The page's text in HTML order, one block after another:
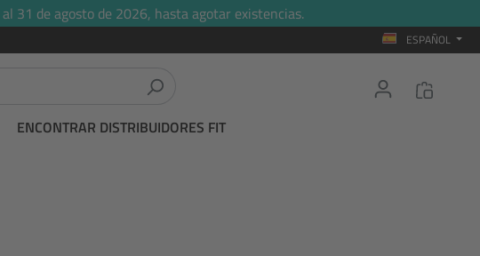
31 de agosto de 2026, hasta agotar existencias.
ESPAÑOL
ENCONTRAR DISTRIBUIDORES FIT